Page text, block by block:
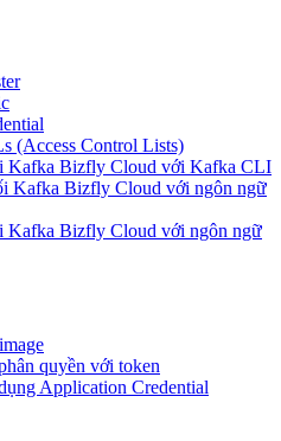
(Access Control Lists)
Kafka Bizfly Cloud với Kafka CLI
Kafka Bizfly Cloud với ngôn ngữ
Kafka Bizfly Cloud với ngôn ngữ
quyền với token
Application Credential